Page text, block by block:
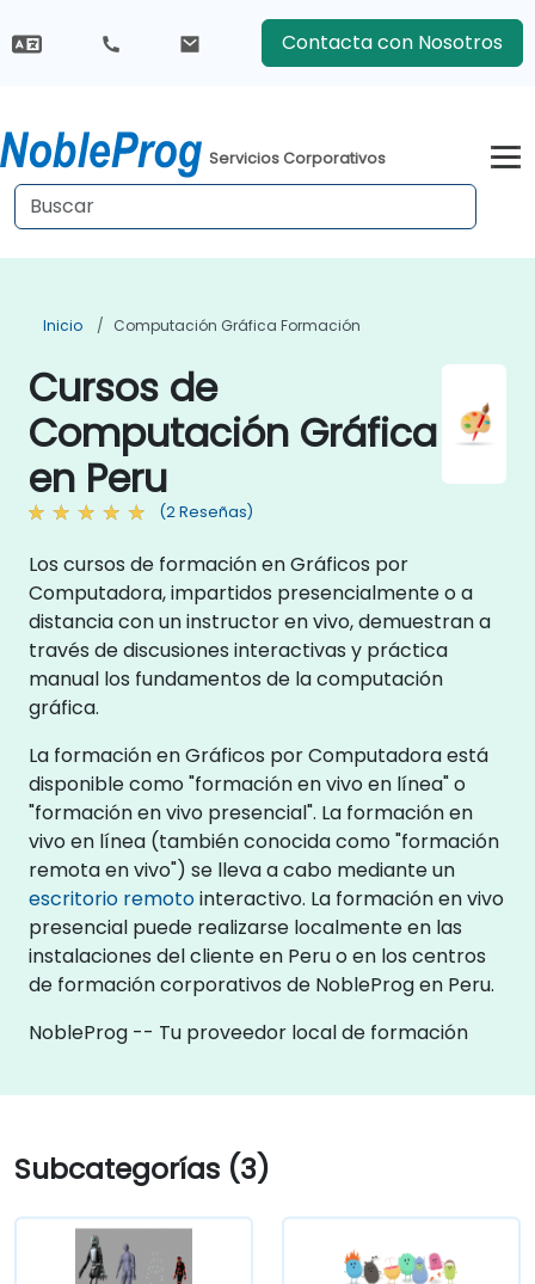
Contacta con Nosotros
Servicios Corporativos
Inicio Computación Gráfica Formación
Cursos de
Computación Gráfica
en Peru
(2 Reseñas)
Los cursos de formación en Gráficos por
Computadora, impartidos presencialmente o a
distancia con un instructor en vivo, demuestran a
través de discusiones interactivas y práctica
manual los fundamentos de la computación
gráfica.
La formación en Gráficos por Computadora está
disponible como "formación en vivo en línea" o
"formación en vivo presencial". La formación en
vivo en línea (también conocida como "formación
remota en vivo") se lleva a cabo mediante un
escritorio remotointeractivo. La formación en vivo
presencial puede realizarse localmente en las
instalaciones del cliente en Peru o en los centros
de formación corporativos de NobleProg en Peru.
NobleProg -- Tu proveedor local de formación
Subcategorías (3)